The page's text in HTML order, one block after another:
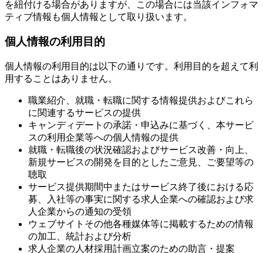
を紐付ける場合がありますが、この場合には当該インフォマ
ティブ情報も個人情報として取り扱います。
個人情報の利用目的
個人情報の利用目的は以下の通りです。利用目的を超えて利
用することはありません。
職業紹介、就職・転職に関する情報提供およびこれら
に関連するサービスの提供
キャンディデートの承諾・申込みに基づく、本サービ
スの利用企業等への個人情報の提供
就職・転職後の状況確認およびサービス改善・向上、
新規サービスの開発を目的としたご意見、ご要望等の
聴取
サービス提供期間中またはサービス終了後における応
募、入社等の事実に関する求人企業への確認および求
人企業からの通知の受領
ウェブサイトその他各種媒体等に掲載するための情報
の加工、統計および分析
求人企業の人材採用計画立案のための助言・提案